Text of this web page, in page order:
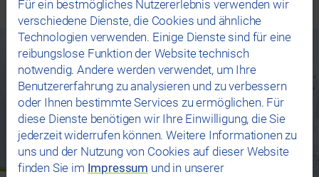
Für ein bestmögliches Nutzererlebnis verwenden wir
verschiedene Dienste, die Cookies und ähnliche
Technologien verwenden. Einige Dienste sind für eine
reibungslose Funktion der Website technisch
notwendig. Andere werden verwendet, um Ihre
Benutzererfahrung zu analysieren und zu verbessern
oder Ihnen bestimmte Services zu ermöglichen. Für
diese Dienste benötigen wir Ihre Einwilligung, die Sie
jederzeit widerrufen können. Weitere Informationen zu
uns und der Nutzung von Cookies auf dieser Website
finden Sie im Impressum und in unserer